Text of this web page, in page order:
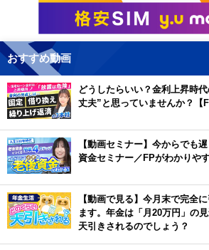
おすすめ動画
どうしたらいい？金利上昇時
丈夫”と思っていませんか？【
【動画セミナー】今からでも
資金セミナー／FPがわかりや
【動画で見る】今月末で完全
ます。年金は「月20万円」の
天引きされるのでしょう？